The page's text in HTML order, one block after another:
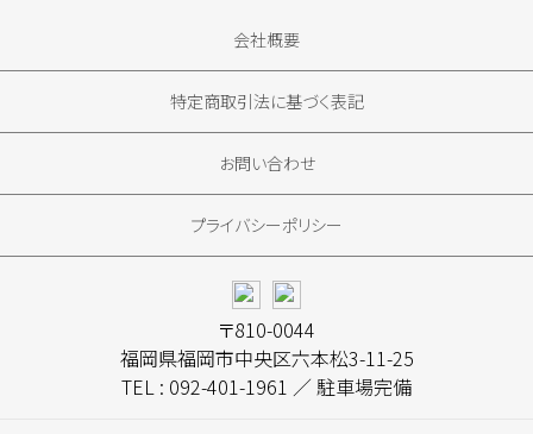
会社概要
特定商取引法に基づく表記
お問い合わせ
プライバシーポリシー
〒810-0044
福岡県福岡市中央区六本松3-11-25
TEL : 092-401-1961 ／ 駐車場完備